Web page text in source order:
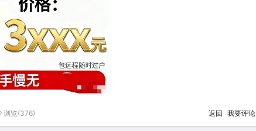
浏览(376) 返回 我要评论